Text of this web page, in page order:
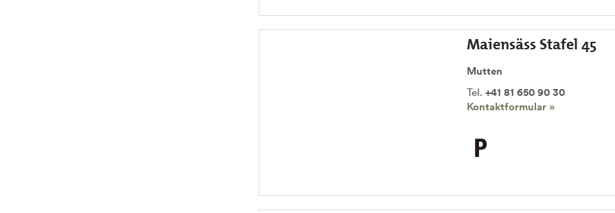
Maiensäss Stafel 45
Mutten
Tel. +41 81 650 90 30
Kontaktformular »